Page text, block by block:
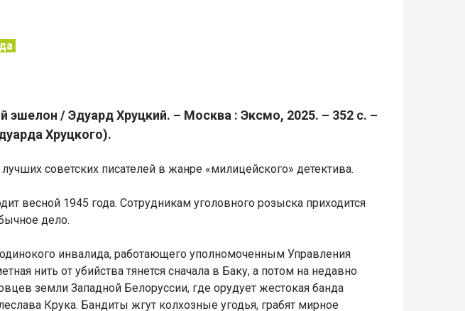
эшелон / Эдуард Хруцкий. – Москва : Эксмо, 2025. – 352 с. –
Хруцкого).
советских писателей в жанре «милицейского» детектива.
весной 1945 года. Сотрудникам уголовного розыска приходится
дело.
инвалида, работающего уполномоченным Управления
нить от убийства тянется сначала в Баку, а потом на недавно
земли Западной Белоруссии, где орудует жестокая банда
Крука. Бандиты жгут колхозные угодья, грабят мирное